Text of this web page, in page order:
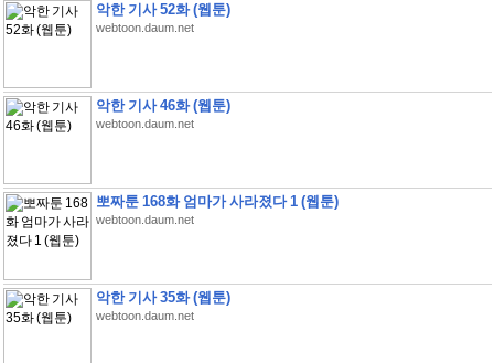
악한 기사 52화 (웹툰)
webtoon.daum.net
악한 기사 46화 (웹툰)
webtoon.daum.net
뽀짜툰 168화 엄마가 사라졌다 1 (웹툰)
webtoon.daum.net
악한 기사 35화 (웹툰)
webtoon.daum.net